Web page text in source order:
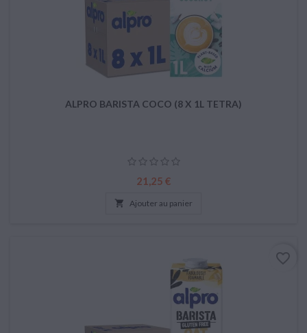
ALPRO BARISTA COCO (8 X 1L TETRA)
Prix
21,25 €
 Ajouter au panier
favorite_border